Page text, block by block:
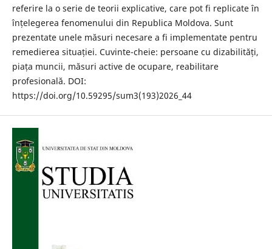
referire la o serie de teorii explicative, care pot fi replicate în
înțelegerea fenomenului din Republica Moldova. Sunt
prezentate unele măsuri necesare a fi implementate pentru
remedierea situației. Cuvinte-cheie: persoane cu dizabilități,
piața muncii, măsuri active de ocupare, reabilitare
profesională. DOI:
https://doi.org/10.59295/sum3(193)2026_44